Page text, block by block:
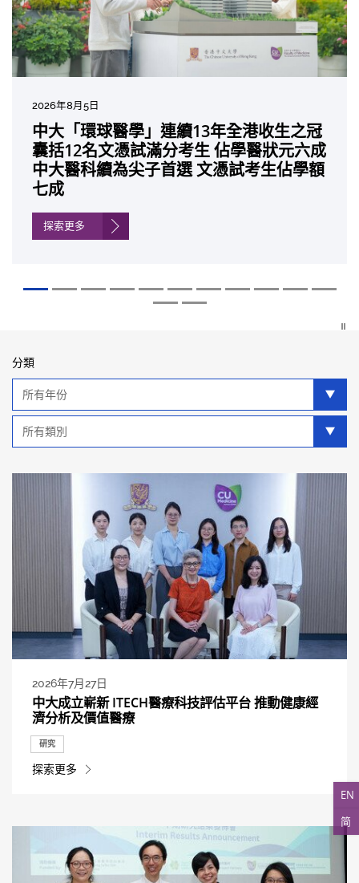
EN
简
2026年8月5日
中大「環球醫學」連續13年全港收生之冠
囊括12名文憑試滿分考生 佔學醫狀元六成
中大醫科續為尖子首選 文憑試考生佔學額
七成
探索更多
2026年7月10日
中大研發「AI-OCT」系統助測糖尿黃斑水
腫 假陽性轉介個案銳減六成 縮短患者輪
候診症時間
2026年7月10日
中大黃秀娟教授獲頒中國工程界最高榮譽
「光華工程科技獎」 成為今屆醫藥衞生領
域唯一香港學者
2026年7月7日
中大新設「香港中文大學鳳凰獎學金」嘉
許公開試狀元 鼓勵學醫狀元走出課堂放眼
世界 裝備21世紀妙手仁醫
2026年6月29日
中大全新一站式PGT-Plus方案 精準辨識
傳統檢測中複雜基因異常「盲點」 降低人
工受孕流產及異常妊娠風險
2026年6月22日
中大發現青光眼治療新靶點 小鼠實驗證實
可恢復七成視力 有助開創嶄新神經保護療
法
2026年6月17日
中大成功拆解肝癌免疫治療耐藥性機制 揭
一種免疫細胞具「除廢餵食」新功能助癌
細胞耐藥性
2026年6月10日
中大與多名全球專家共同牽頭跨國肺癌研
究 逾半晚期ALK陽性肺癌病人七年無惡化
因特定基因異常而引起的肺癌有望變成
「慢性病」 患者可與病共存
探索更多
2026年6月5日
中大教授陳重娥獲頒「清野裕傑出領袖
獎」 成為本港首名學者榮膺亞洲糖尿病教
研最高榮譽
2026年6月2日
中大匯聚逾200位區域專家 探討私人醫療
保險如何推動全民健康覆蓋
探索更多
2026年5月19日
中大張源津醫生成首位亞洲研究員 榮獲國
際泌尿科權威獎項John K. Lattimer 講座
獎
2026年5月14日
中大取得「從實驗室到臨床應用」研究突
破 初步證實GLP-1藥物可改善嚴重中風康
復情況
分類
類
類
2026年7月27日
中大成立嶄新 ITECH醫療科技評估平台 推動健康經
濟分析及價值醫療
研究
探索更多